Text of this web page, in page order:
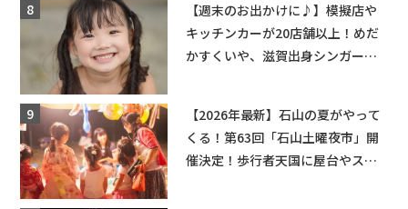
【週末のお出かけに♪】模擬店や
キッチンカーが20店舗以上！めだ
かすくいや、滋賀出身シンガーソ
【2026年最新】石山の夏がやって
くる！第63回「石山土曜夜市」開
催決定！歩行者天国に屋台やステ